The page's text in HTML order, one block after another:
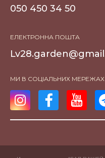
050 450 34 50
ЕЛЕКТРОННА ПОШТА
МИ В СОЦІАЛЬНИХ МЕРЕЖАХ